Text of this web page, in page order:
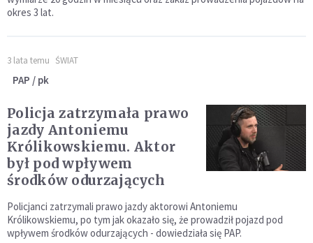
okres 3 lat.
3 lata temu ŚWIAT
PAP / pk
Policja zatrzymała prawo
jazdy Antoniemu
Królikowskiemu. Aktor
był pod wpływem
środków odurzających
Policjanci zatrzymali prawo jazdy aktorowi Antoniemu
Królikowskiemu, po tym jak okazało się, że prowadził pojazd pod
wpływem środków odurzających - dowiedziała się PAP.